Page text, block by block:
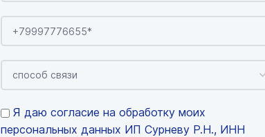
Я даю согласие на обработку моих
персональных данных ИП Сурневу Р.Н., ИНН